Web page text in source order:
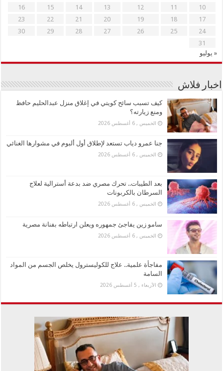
10
11
12
13
14
15
16
17
18
19
20
21
22
23
24
25
26
27
28
29
30
31
« يوليو
اخبار فلاش
كيف تسبب سائح كويتي في إغلاق منزل عبدالحليم حافظ
ومنع زيارته؟
الخميس , 6 أغسطس 2026
جنا عمرو دياب تستعد لإطلاق أول ألبوم في مشوارها الغنائي
الخميس , 6 أغسطس 2026
بعد الطيبات.. تحرك مصري ضد بدعة أسترالية لعلاج
السرطان بالكربونات
الخميس , 6 أغسطس 2026
سامو زين يفاجئ جمهوره ويعلن ارتباطه بفنانة مصرية
الخميس , 6 أغسطس 2026
مفاجأة علمية.. علاج للكوليسترول يخلص الجسم من المواد
السامة
الأربعاء , 5 أغسطس 2026